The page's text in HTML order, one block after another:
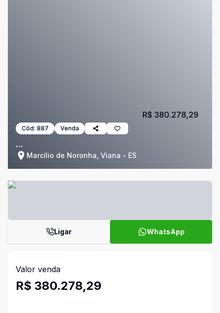
Cód: 887 Venda
...
Marcílio de Noronha, Viana - ES
R$ 380.278,29
Ligar WhatsApp
Valor venda
R$ 380.278,29